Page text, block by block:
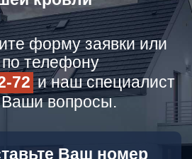
форму заявки или
телефону
72 и наш специалист
Ваши вопросы.
Ваш номер